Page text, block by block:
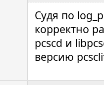
Судя по
корректно
pcscd и
версию